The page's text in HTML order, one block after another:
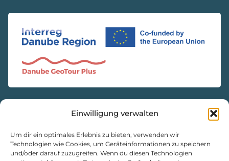
Einwilligung verwalten
Um dir ein optimales Erlebnis zu bieten, verwenden wir
Technologien wie Cookies, um Geräteinformationen zu speichern
und/oder darauf zuzugreifen. Wenn du diesen Technologien
Natur- und Geopark Steirische Eisenwurzen GmbH
8933 St. Gallen, Markt 35